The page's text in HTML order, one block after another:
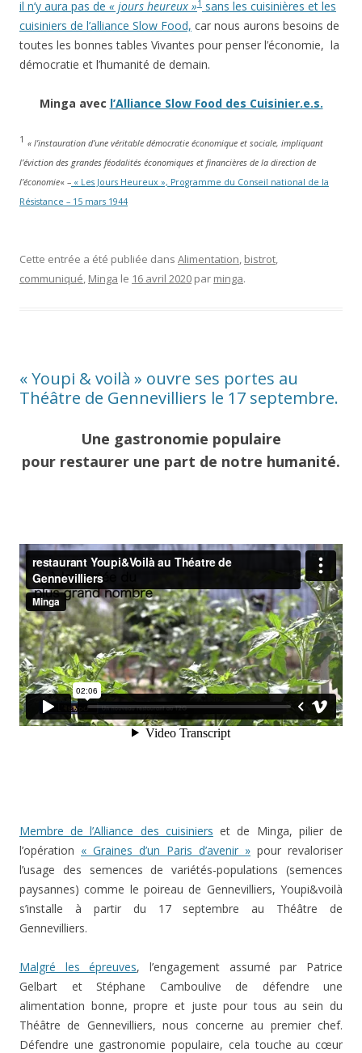
il n’y aura pas de « jours heureux »1 sans les cuisinières et les
cuisiniers de l’alliance Slow Food, car nous aurons besoins de
toutes les bonnes tables Vivantes pour penser l’économie, la
démocratie et l’humanité de demain.
Minga avec l’Alliance Slow Food des Cuisinier.e.s.
1 « l’instauration d’une véritable démocratie économique et sociale, impliquant
l’éviction des grandes féodalités économiques et financières de la direction de
l’économie« – « Les Jours Heureux », Programme du Conseil national de la
Résistance – 15 mars 1944
Cette entrée a été publiée dans Alimentation, bistrot,
communiqué, Minga le 16 avril 2020 par minga.
« Youpi & voilà » ouvre ses portes au
Théâtre de Gennevilliers le 17 septembre.
Une gastronomie populaire
pour restaurer une part de notre humanité.
Membre de l’Alliance des cuisiniers et de Minga, pilier de
l’opération « Graines d’un Paris d’avenir » pour revaloriser
l’usage des semences de variétés-populations (semences
paysannes) comme le poireau de Gennevilliers, Youpi&voilà
s’installe à partir du 17 septembre au Théâtre de
Gennevilliers.
Malgré les épreuves, l’engagement assumé par Patrice
Gelbart et Stéphane Camboulive de défendre une
alimentation bonne, propre et juste pour tous au sein du
Théâtre de Gennevilliers, nous concerne au premier chef.
Défendre une gastronomie populaire, cela touche au cœur